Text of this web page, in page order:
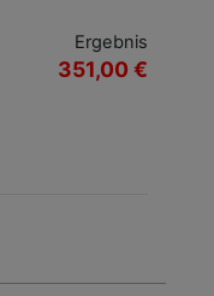
Ergebnis
351,00 €